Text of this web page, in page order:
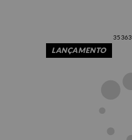
LANÇAMENTO
3536